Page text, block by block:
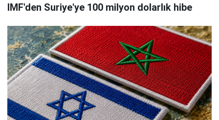
IMF'den Suriye'ye 100 milyon dolarlık hibe